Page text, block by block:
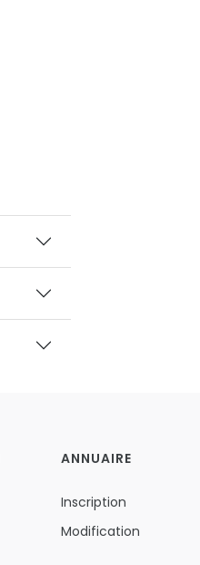
ANNUAIRE
Inscription
Modification